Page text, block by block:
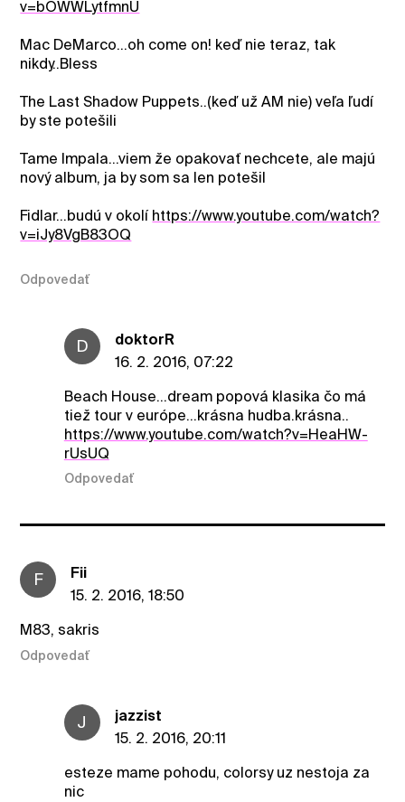
v=bOWWLytfmnU
Mac DeMarco...oh come on! keď nie teraz, tak
nikdy..Bless
The Last Shadow Puppets..(keď už AM nie) veľa ľudí
by ste potešili
Tame Impala...viem že opakovať nechcete, ale majú
nový album, ja by som sa len potešil
Fidlar...budú v okolí https://www.youtube.com/watch?
v=iJy8VgB83OQ
Odpovedať
D
doktorR
16. 2. 2016, 07:22
Beach House...dream popová klasika čo má
tiež tour v európe...krásna hudba.krásna..
https://www.youtube.com/watch?v=HeaHW-
rUsUQ
Odpovedať
F
Fii
15. 2. 2016, 18:50
M83, sakris
Odpovedať
J
jazzist
15. 2. 2016, 20:11
esteze mame pohodu, colorsy uz nestoja za
nic